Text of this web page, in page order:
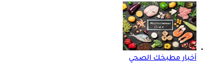
أخبار مطبخك الصحي